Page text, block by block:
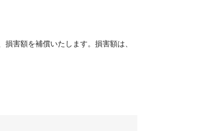
害額を補償いたします。損害額は、